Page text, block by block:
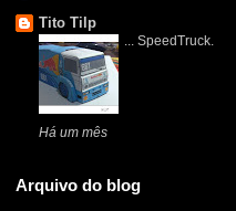
Tito Tilp
... SpeedTruck.
Há um mês
Arquivo do blog